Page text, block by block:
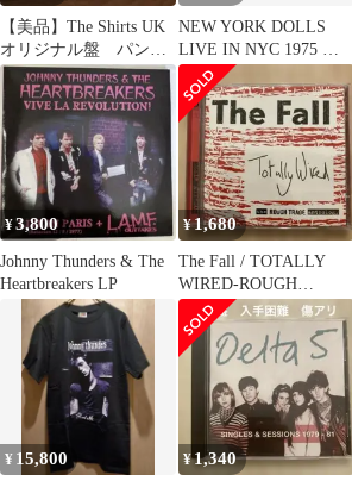
【美品】The Shirts UK
オリジナル盤 パンク
天国
NEW YORK DOLLS
LIVE IN NYC 1975 カ
セットテープ
¥3,800
Johnny Thunders & The
Heartbreakers LP
¥1,680
The Fall / TOTALLY
WIRED-ROUGH
TRADE
¥ 15,800 ¥1,340